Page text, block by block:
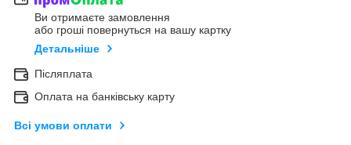
Ви отримаєте замовлення
або гроші повернуться на вашу картку
Детальніше
Післяплата
Оплата на банківську карту
Всі умови оплати